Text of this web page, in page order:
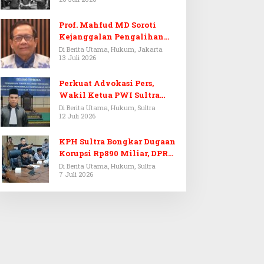
Prof. Mahfud MD Soroti
Kejanggalan Pengalihan
Penyelidikan Tersangka
Febrie Adriansyah
Di Berita Utama, Hukum, Jakarta
13 Juli 2026
Perkuat Advokasi Pers,
Wakil Ketua PWI Sultra
Resmi Dilantik Menjadi
Advokat PERADI
Di Berita Utama, Hukum, Sultra
12 Juli 2026
KPH Sultra Bongkar Dugaan
Korupsi Rp890 Miliar, DPRD
Sultra Gelar RDP
Di Berita Utama, Hukum, Sultra
7 Juli 2026